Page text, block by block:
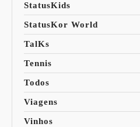
StatusKids
StatusKor World
TalKs
Tennis
Todos
Viagens
Vinhos